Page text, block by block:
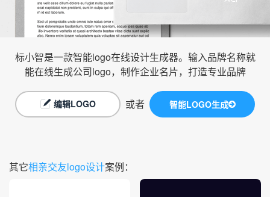
标小智是一款智能logo在线设计生成器。输入品牌名称就
能在线生成公司logo，制作企业名片，打造专业品牌
编辑LOGO 或者 智能LOGO生成
其它相亲交友logo设计案例：